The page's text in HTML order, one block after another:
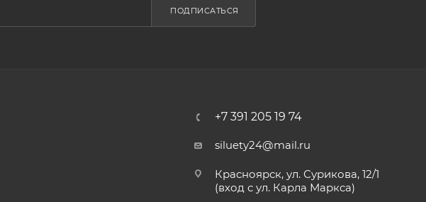
ПОДПИСАТЬСЯ
+7 391 205 19 74
siluety24@mail.ru
Красноярск, ул. Сурикова, 12/1
(вход с ул. Карла Маркса)